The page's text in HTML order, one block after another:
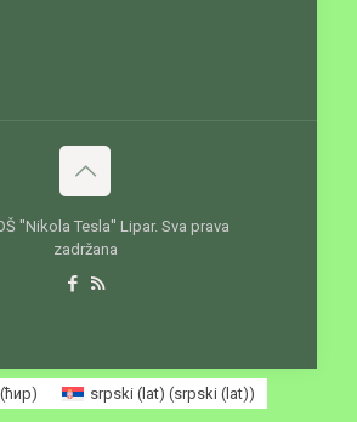
''Nikola Tesla'' Lipar. Sva prava
zadržana
srpski (lat) (srpski (lat))